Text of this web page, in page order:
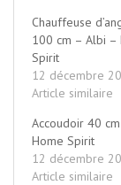
Chauffeuse
100 cm – Albi –
Spirit
12 décembre
Article similaire
Accoudoir 40
Home Spirit
12 décembre
Article similaire